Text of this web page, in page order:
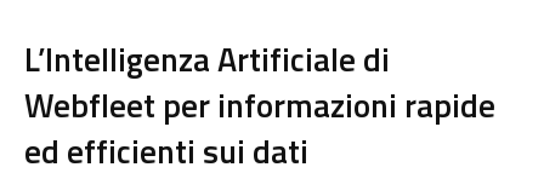
L’Intelligenza Artificiale di
Webfleet per informazioni rapide
ed efficienti sui dati